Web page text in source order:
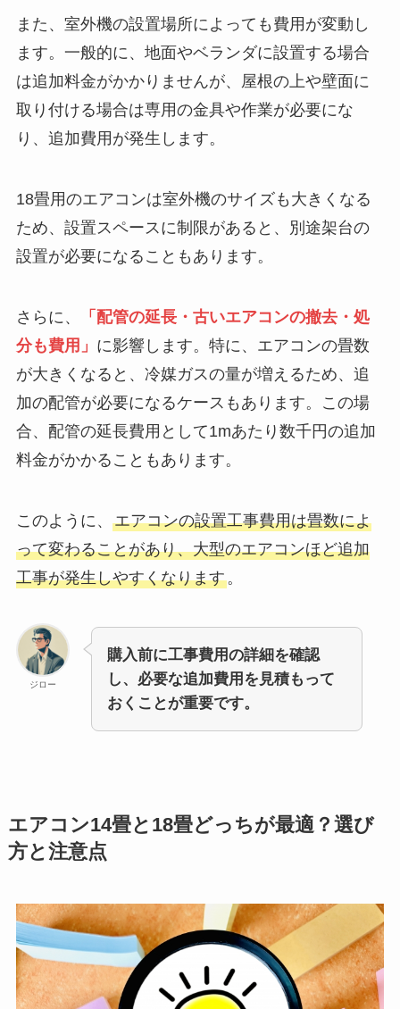
また、室外機の設置場所によっても費用が変動し
ます。一般的に、地面やベランダに設置する場合
は追加料金がかかりませんが、屋根の上や壁面に
取り付ける場合は専用の金具や作業が必要にな
り、追加費用が発生します。
18畳用のエアコンは室外機のサイズも大きくなる
ため、設置スペースに制限があると、別途架台の
設置が必要になることもあります。
さらに、
「配管の延長・古いエアコンの撤去・処
分も費用」 に影響します。特に、エアコンの畳数
が大きくなると、冷媒ガスの量が増えるため、追
加の配管が必要になるケースもあります。この場
合、配管の延長費用として1mあたり数千円の追加
料金がかかることもあります。
このように、 エアコンの設置工事費用は畳数によ
って変わることがあり、大型のエアコンほど追加
工事が発生しやすくなります。
ジロー
購入前に工事費用の詳細を確認
し、必要な追加費用を見積もって
おくことが重要です。
エアコン14畳と18畳どっちが最適？選び
方と注意点